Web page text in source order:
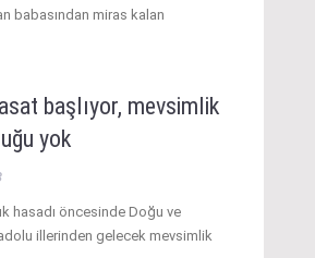
babasından miras kalan
başlıyor, mevsimlik
yok
hasadı öncesinde Doğu ve
illerinden gelecek mevsimlik